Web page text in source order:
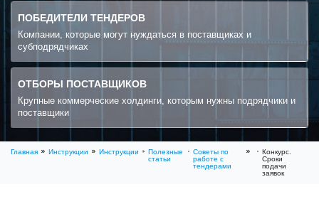
ПОБЕДИТЕЛИ ТЕНДЕРОВ
Компании, которые могут нуждаться в поставщиках и
субподрядчиках
ОТБОРЫ ПОСТАВЩИКОВ
Крупные коммерческие холдинги, которым нужны подрядчики и
поставщики
Главная Инструкции Инструкции
Полезные
статьи
Советы по
работе с
тендерами
Конкурс.
Сроки
подачи
заявок